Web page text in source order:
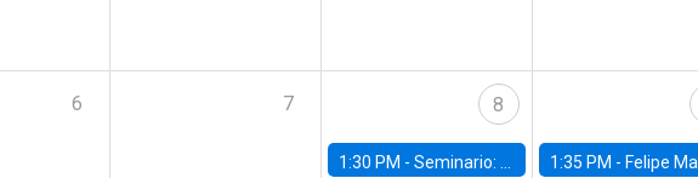
6 7 8
1:30 PM -Seminario: “Recuperando la humanidad para progresar en la era de la IA» 1:35 PM - Felipe Martínez, alumno Doctorado en